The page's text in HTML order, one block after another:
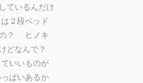
ているんだけ
２段ベッド
の？ ヒノキ
どなんで？
いいものが
ぱいあるか